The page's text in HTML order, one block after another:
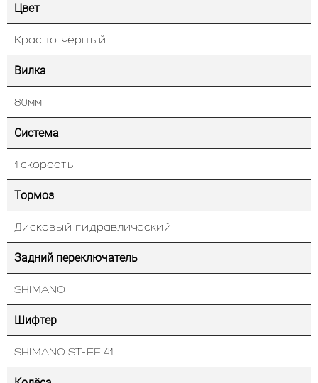
Цвет
Красно-чёрный
Вилка
80мм
Система
1 скорость
Тормоз
Дисковый гидравлический
Задний переключатель
SHIMANO
Шифтер
SHIMANO ST-EF 41